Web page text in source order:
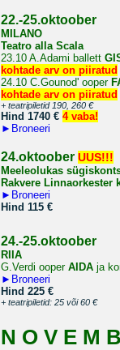
22.-25.oktoober
MILANO
Teatro alla Scala
23.10 A.Adami ballett
kohtade arv on piiratud
24.10 C.Gounod' ooper
kohtade arv on piiratud
+ teatripiletid 190, 260 €
Hind 1740 € 4 vaba!
► Broneeri
24.oktoober UUS!!!
Meeleolukas
Rakvere Linnaorkester
► Broneeri
Hind 115 €
24.-25.oktoober
RIIA
G.Verdi ooperAIDA ja
► Broneeri
Hind 225 €
+ teatripiletid: 25 või 60 €
N O V E M